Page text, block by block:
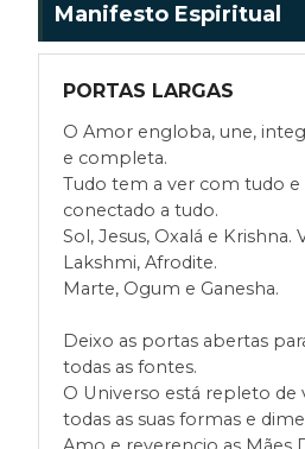
Manifesto Espiritual
PORTAS LARGAS
O Amor engloba, une,
e completa.
Tudo tem a ver com tudo e
conectado a tudo.
Sol, Jesus, Oxalá e Krishna.
Lakshmi, Afrodite.
Marte, Ogum e Ganesha.
Deixo as portas abertas
todas as fontes.
O Universo está repleto de
todas as suas formas e